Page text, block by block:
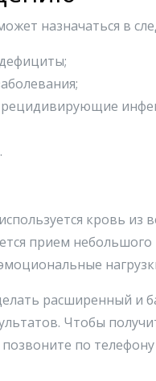
назначаться в
кровь
прием
расширенный и
Чтобы
по